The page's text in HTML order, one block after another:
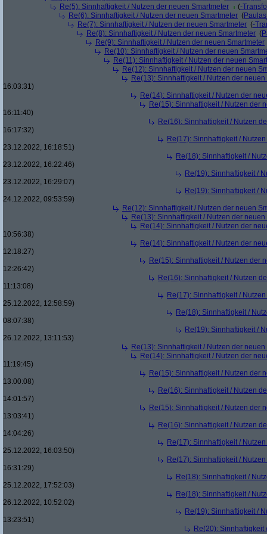
Re(5): Sinnhaftigkeit / Nutzen der neuen Smartmeter
(-
Re(6): Sinnhaftigkeit / Nutzen der neuen Smartmeter (
Re(7): Sinnhaftigkeit / Nutzen der neuen Smartmeter (-
Re(8): Sinnhaftigkeit / Nutzen der neuen Smartmeter (
Re(9): Sinnhaftigkeit / Nutzen der neuen Smartmeter
Re(10): Sinnhaftigkeit / Nutzen der neuen
Re(11): Sinnhaftigkeit / Nutzen der neuen
Re(12): Sinnhaftigkeit / Nutzen der neuen
Re(13): Sinnhaftigkeit / Nutzen der neuen
16:03:31)
Re(14): Sinnhaftigkeit / Nutzen der
Re(15): Sinnhaftigkeit / Nutzen der
16:11:40)
Re(16): Sinnhaftigkeit / Nutzen
16:17:32)
Re(17): Sinnhaftigkeit /
23.12.2022, 16:18:51)
Re(18): Sinnhaftigkeit /
23.12.2022, 16:22:46)
Re(19): Sinnhaftigkeit /
23.12.2022, 16:29:07)
Re(19): Sinnhaftigkeit /
24.12.2022, 09:53:59)
Re(12): Sinnhaftigkeit / Nutzen der neuen
Re(13): Sinnhaftigkeit / Nutzen der neuen
Re(14): Sinnhaftigkeit / Nutzen der
10:56:38)
Re(14): Sinnhaftigkeit / Nutzen der
12:18:27)
Re(15): Sinnhaftigkeit / Nutzen der
12:26:42)
Re(16): Sinnhaftigkeit / Nutzen
11:13:08)
Re(17): Sinnhaftigkeit /
25.12.2022, 12:58:59)
Re(18): Sinnhaftigkeit /
08:07:38)
Re(19): Sinnhaftigkeit /
26.12.2022, 13:11:53)
Re(13): Sinnhaftigkeit / Nutzen der neuen
Re(14): Sinnhaftigkeit / Nutzen der
11:19:45)
Re(15): Sinnhaftigkeit / Nutzen der
13:00:08)
Re(16): Sinnhaftigkeit / Nutzen
14:01:57)
Re(15): Sinnhaftigkeit / Nutzen der
13:03:41)
Re(16): Sinnhaftigkeit / Nutzen
14:04:26)
Re(17): Sinnhaftigkeit /
25.12.2022, 16:03:50)
Re(17): Sinnhaftigkeit /
16:31:29)
Re(18): Sinnhaftigkeit /
25.12.2022, 17:52:03)
Re(18): Sinnhaftigkeit /
26.12.2022, 10:52:02)
Re(19): Sinnhaftigkeit /
13:23:51)
Re(20): Sinnhaftigkeit